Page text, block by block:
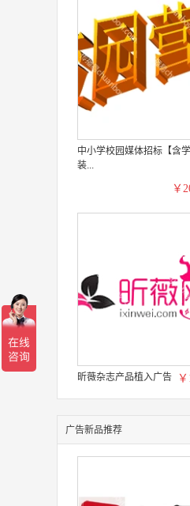
中小学校园媒体招标【含
装...
￥
昕薇杂志产品植入广告
广告新品推荐